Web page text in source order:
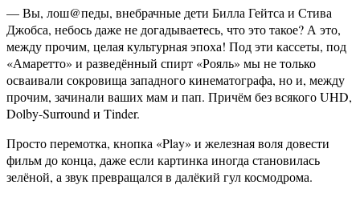
— Вы, лош@педы, внебрачные дети Билла Гейтса и Стива
Джобса, небось даже не догадываетесь, что это такое? А это,
между прочим, целая культурная эпоха! Под эти кассеты, под
«Амаретто» и разведённый спирт «Рояль» мы не только
осваивали сокровища западного кинематографа, но и, между
прочим, зачинали ваших мам и пап. Причём без всякого UHD,
Dolby-Surround и Tinder.
Просто перемотка, кнопка «Play» и железная воля довести
фильм до конца, даже если картинка иногда становилась
зелёной, а звук превращался в далёкий гул космодрома.